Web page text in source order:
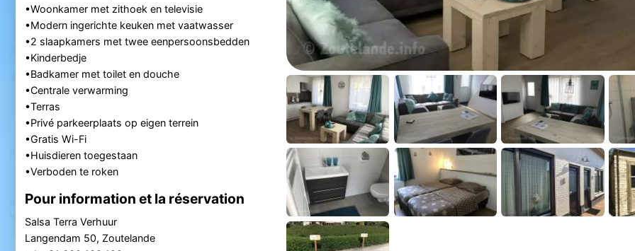
•Woonkamer met zithoek en televisie
•Modern ingerichte keuken met vaatwasser
•2 slaapkamers met twee eenpersoonsbedden
•Kinderbedje
•Badkamer met toilet en douche
•Centrale verwarming
•Terras
•Privé parkeerplaats op eigen terrein
•Gratis Wi-Fi
•Huisdieren toegestaan
•Verboden te roken
Pour information et la réservation
Salsa Terra Verhuur
Langendam 50, Zoutelande